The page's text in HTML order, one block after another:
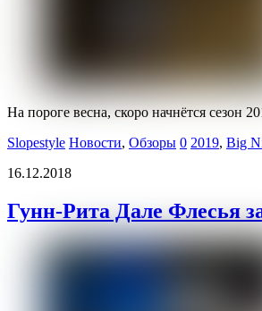
На пороге весна, скоро начнётся сезон
Slopestyle Новости, Обзоры 0 2019, Big
16.12.2018
Гунн-Рита Дале Флесья